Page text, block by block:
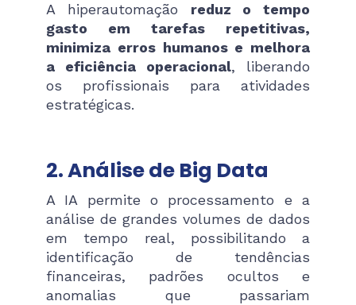
A hiperautomação reduz o tempo
gasto em tarefas repetitivas,
minimiza erros humanos e melhora
a eficiência operacional, liberando
os profissionais para atividades
estratégicas.
2. Análise de Big Data
A IA permite o processamento e a
análise de grandes volumes de dados
em tempo real, possibilitando a
identificação de tendências
financeiras, padrões ocultos e
anomalias que passariam